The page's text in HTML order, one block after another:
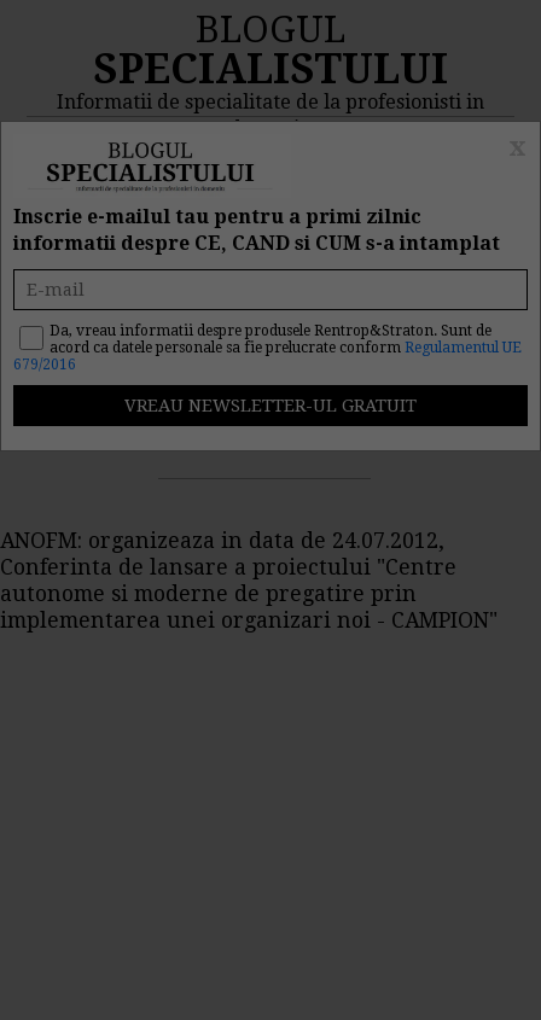
BLOGUL
SPECIALISTULUI
Informatii de specialitate de la profesionisti in
domeniu
MENIU
ANOFM: Proiect nou
Nr. vizualizari: 3022
Rating utilizatori: 5 din 1 vot
ANOFM: organizeaza in data de 24.07.2012,
Conferinta de lansare a proiectului "Centre
autonome si moderne de pregatire prin
implementarea unei organizari noi - CAMPION"
Inscrie e-mailul tau pentru a primi zilnic
informatii despre CE, CAND si CUM s-a intamplat
Da, vreau informatii despre produsele Rentrop&Straton. Sunt de
acord ca datele personale sa fie prelucrate conform Regulamentul UE
679/2016